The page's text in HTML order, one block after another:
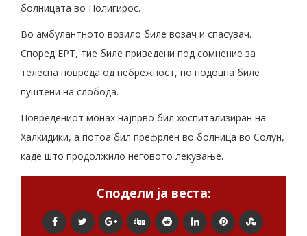
болницата во Полигирос.
Во амбулантното возило биле возач и спасувач.
Според ЕРТ, тие биле приведени под сомнение за
телесна повреда од небрежност, но подоцна биле
пуштени на слобода.
Повредениот монах најпрво бил хоспитализиран на
Халкидики, а потоа бил префрлен во болница во Солун,
каде што продолжило неговото лекување.
Сподели ја веста: